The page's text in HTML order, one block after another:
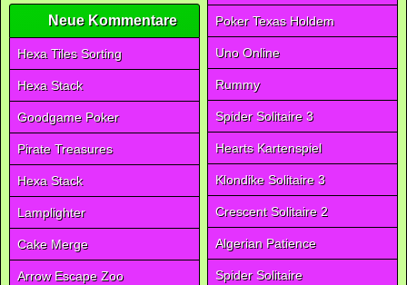
Neue Kommentare
Hexa Tiles Sorting
Hexa Stack
Goodgame Poker
Pirate Treasures
Hexa Stack
Lamplighter
Cake Merge
Arrow Escape Zoo
Poker Texas Holdem
Uno Online
Rummy
Spider Solitaire 3
Hearts Kartenspiel
Klondike Solitaire 3
Crescent Solitaire 2
Algerian Patience
Spider Solitaire